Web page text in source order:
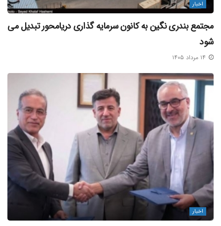
اخبار
مجتمع بندری نگین به کانون سرمایه‌ گذاری دریامحور تبدیل می‌
شود
اخبار